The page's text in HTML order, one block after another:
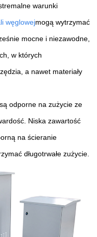
warunki
węglowejmogą wytrzymać
mocne i niezawodne,
w których
a nawet materiały
są odporne na zużycie ze
Niska zawartość
na ścieranie
długotrwałe zużycie.